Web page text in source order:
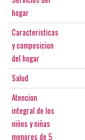
hogar
Caracteristicas
y composicion
del hogar
Salud
Atencion
integral de los
niños y niñas
menores de 5